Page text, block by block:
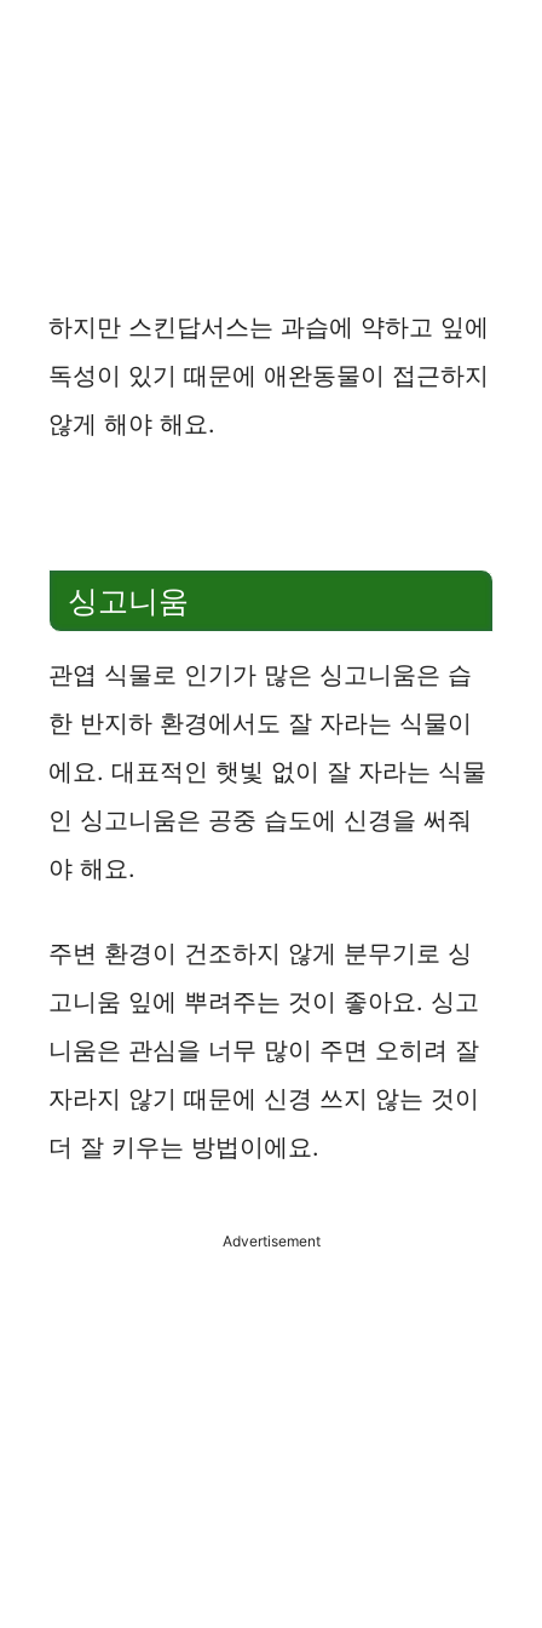
하지만 스킨답서스는 과습에 약하고 잎에
독성이 있기 때문에 애완동물이 접근하지
않게 해야 해요.
싱고니움
관엽 식물로 인기가 많은 싱고니움은 습
한 반지하 환경에서도 잘 자라는 식물이
에요. 대표적인 햇빛 없이 잘 자라는 식물
인 싱고니움은 공중 습도에 신경을 써줘
야 해요.
주변 환경이 건조하지 않게 분무기로 싱
고니움 잎에 뿌려주는 것이 좋아요. 싱고
니움은 관심을 너무 많이 주면 오히려 잘
자라지 않기 때문에 신경 쓰지 않는 것이
더 잘 키우는 방법이에요.
Advertisement